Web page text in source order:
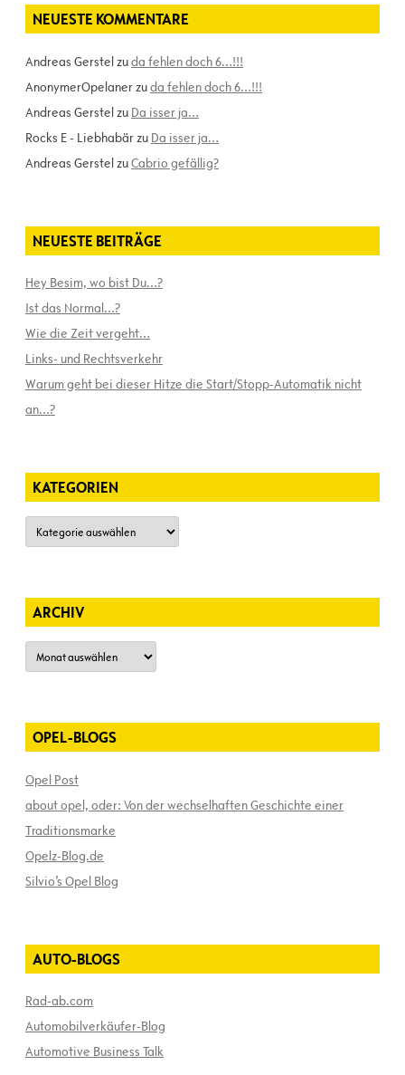
NEUESTE KOMMENTARE
Andreas Gerstelzuda fehlen doch 6…!!!
AnonymerOpelanerzuda fehlen doch 6…!!!
Andreas Gerstelzu Da isser ja…
Rocks E - Liebhabärzu Da isser ja…
Andreas GerstelzuCabrio gefällig?
NEUESTE BEITRÄGE
Hey Besim, wo bist Du…?
Ist das Normal…?
Wie die Zeit vergeht…
Links- und Rechtsverkehr
Warum geht bei dieser Hitze die Start/Stopp-Automatik nicht
an…?
KATEGORIEN
Kategorien
ARCHIV
Archiv
OPEL-BLOGS
Opel Post
about opel, oder: Von der wechselhaften Geschichte einer
Traditionsmarke
Opelz-Blog.de
Silvio’s Opel Blog
AUTO-BLOGS
Rad-ab.com
Automobilverkäufer-Blog
Automotive Business Talk